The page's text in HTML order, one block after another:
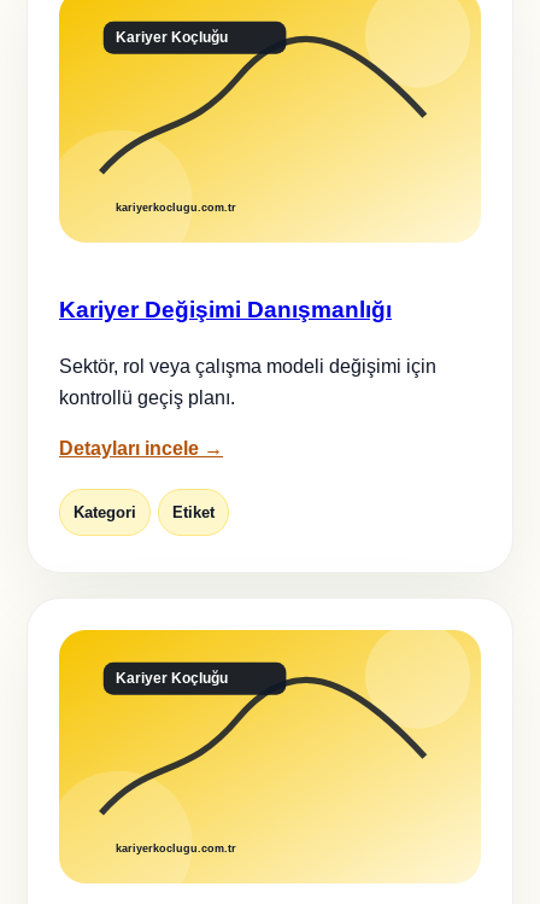
Kariyer Değişimi Danışmanlığı
Sektör, rol veya çalışma modeli değişimi için
kontrollü geçiş planı.
Detayları incele →
Kategori Etiket